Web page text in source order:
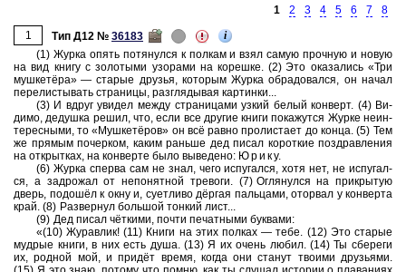
1
2 3 4 5 6 7
8
1
Тип Д12 № 36183
i
(1) Журка опять по­тя­нул­ся к пол­кам и взял самую проч­ную и новую
на вид книгу с зо­ло­ты­ми узо­ра­ми на ко­реш­ке. (2) Это ока­за­лись «Три
муш­кетёра» — ста­рые дру­зья, ко­то­рым Журка об­ра­до­вал­ся, он начал
пе­ре­ли­сты­вать стра­ни­цы, раз­гля­ды­вая кар­тин­ки...
(3) И вдруг уви­дел между стра­ни­ца­ми узкий белый кон­верт. (4) Ви­
ди­мо, де­душ­ка решил, что, если все дру­гие книги по­ка­жут­ся Журке не­ин­
те­рес­ны­ми, то «Муш­кетёров» он всё равно про­ли­ста­ет до конца. (5) Тем
же пря­мым по­чер­ком, каким рань­ше дед писал ко­рот­кие по­здрав­ле­ния
на от­крыт­ках, на кон­вер­те было вы­ве­де­но: Ю р и к у.
(6) Журка спер­ва сам не знал, чего ис­пу­гал­ся, хотя нет, не ис­пу­гал­
ся, а за­дро­жал от не­по­нят­ной тре­во­ги. (7) Огля­нул­ся на при­кры­тую
дверь, подошёл к окну и, су­ет­ли­во дёргая паль­ца­ми, ото­рвал у кон­вер­та
край. (8) Раз­вер­нул боль­шой тон­кий лист...
(9) Дед писал чёткими, почти пе­чат­ны­ми бук­ва­ми:
«(10) Жу­рав­лик! (11) Книги на этих пол­ках — тебе. (12) Это ста­рые
муд­рые книги, в них есть душа. (13) Я их очень любил. (14) Ты сбе­ре­ги
их, род­ной мой, и придёт время, когда они ста­нут тво­и­ми дру­зья­ми.